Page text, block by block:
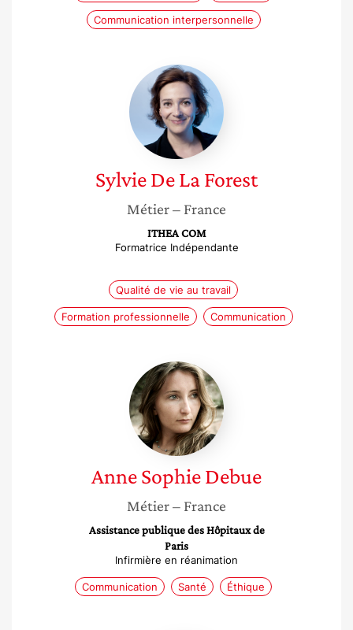
Communication interpersonnelle
Sylvie
De
La
Forest
SylvieDe La Forest
Métier– France
ITHEA COM
Formatrice Indépendante
Qualité de vie au travail
Formation professionnelle Communication
Anne
Sophie
Debue
Anne SophieDebue
Métier– France
Assistance publique des Hôpitaux de
Paris
Infirmière en réanimation
Communication Santé Éthique